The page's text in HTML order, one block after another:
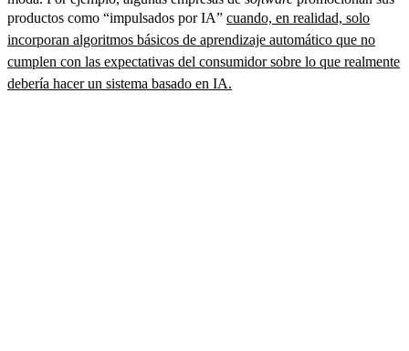
productos como “impulsados por IA” cuando, en realidad, solo
incorporan algoritmos básicos de aprendizaje automático que no
cumplen con las expectativas del consumidor sobre lo que realmente
debería hacer un sistema basado en IA.